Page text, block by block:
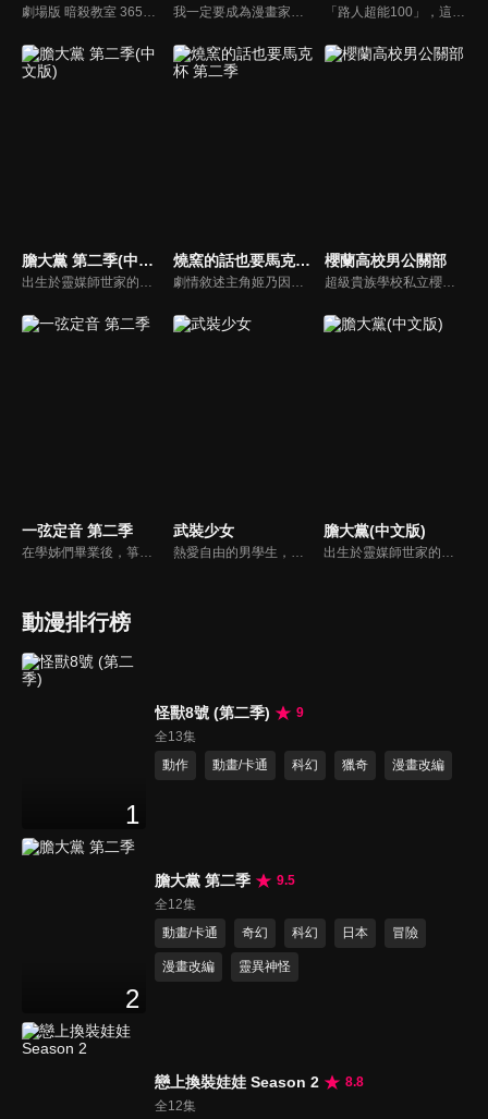
膽大黨 第二季(中文版)
出生於靈媒師世家的高中女生小桃，以及跟她同年級，熱愛神秘學的厄卡倫。遇上接連襲來的強大怪異，小桃深藏於體內的能力覺醒，厄卡倫也獲得了詛咒之力。為了協助受幽靈所苦的兒時玩伴寺仁，兩人決定前往他家除靈……在那裡等待著他們的下一個怪異究竟是！？超能力戰鬥＆青春故事「膽大黨」第二季開幕！
燒窯的話也要馬克杯 第二季
劇情敘述主角姬乃因為父親被裁員，一同搬回母親的故鄉岐阜縣多治見市，並就讀於母親的母校。她在那裡造訪了陶藝社，並在社團首次接觸陶藝，也得知自己的媽媽和爺爺是傳說中的陶藝高手。雖然姬乃沒有遺傳到母親的過人技術，內心仍被打動，對家裡提出想要加入社團的想法，姬乃的陶藝之路從此展開。
櫻蘭高校男公關部
超級貴族學校私立櫻蘭學院裡，罕見的獎學金特優生藤岡治斐，為了找尋可以安靜念書之處，而誤打誤撞的進入了以"取悅女性"為宗旨的男公關部。之後，則因為他打破了據號稱價值有八百萬的花瓶，為了要還債，因此被迫成為該部門的一員…
一弦定音 第二季
在學姊們畢業後，箏曲社就只剩下武藏一個社員了。到了四月的新學期，雖然很努力招募新社員，但這個社團的存在本身就不為人知。這時突然出現了一個外表看起來就知道是不良少年，一臉和古箏扯不上關係的新生說要入社！？
武裝少女
熱愛自由的男學生，納村不道某日轉學至「愛地共生學園」。這是一個由武裝女學生鐵血統治男學生的地方！納村面對凌駕於統領學園的古流劍術士「天下五劍」之上的某人，將赤手空拳去面對命運…學園叛逆戰鬥動作片，開幕！
膽大黨(中文版)
出生於靈媒師世家的高中女生．小桃（綾瀨桃），以及跟她同年級，熱愛神秘學的厄卡倫（高倉健）。小桃出手救了在班上被欺負的厄卡倫，兩人也以此為契機和對方聊了起來，可是「相信幽靈但不相信外星人派」的小桃跟「相信外星人但不相信幽靈派」的厄卡倫起了爭執。兩人為了讓對方相信外星人和幽靈確實存在，小桃前往了據說是UFO出沒地的醫院廢墟，厄卡倫則是前往了靈異熱門景點的隧道。兩人在那裡分別遇上了遠遠超出他們理解能力的怪異。在緊要關頭讓深藏於體內的能力覺醒的小桃，跟得到詛咒之力的厄卡倫，兩人將攜手挑戰接連襲來的怪異！也開始了一段命運般的戀情！？超能力戰鬥＆青春故事，就此開幕！
動漫排行榜
1
怪獸8號 (第二季)
9
全13集
動作
動畫/卡通 科幻 獵奇 漫畫改編
2
膽大黨 第二季
9.5
全12集
動畫/卡通
奇幻 科幻 日本 冒險
漫畫改編 靈異神怪
戀上換裝娃娃 Season 2
8.8
全12集